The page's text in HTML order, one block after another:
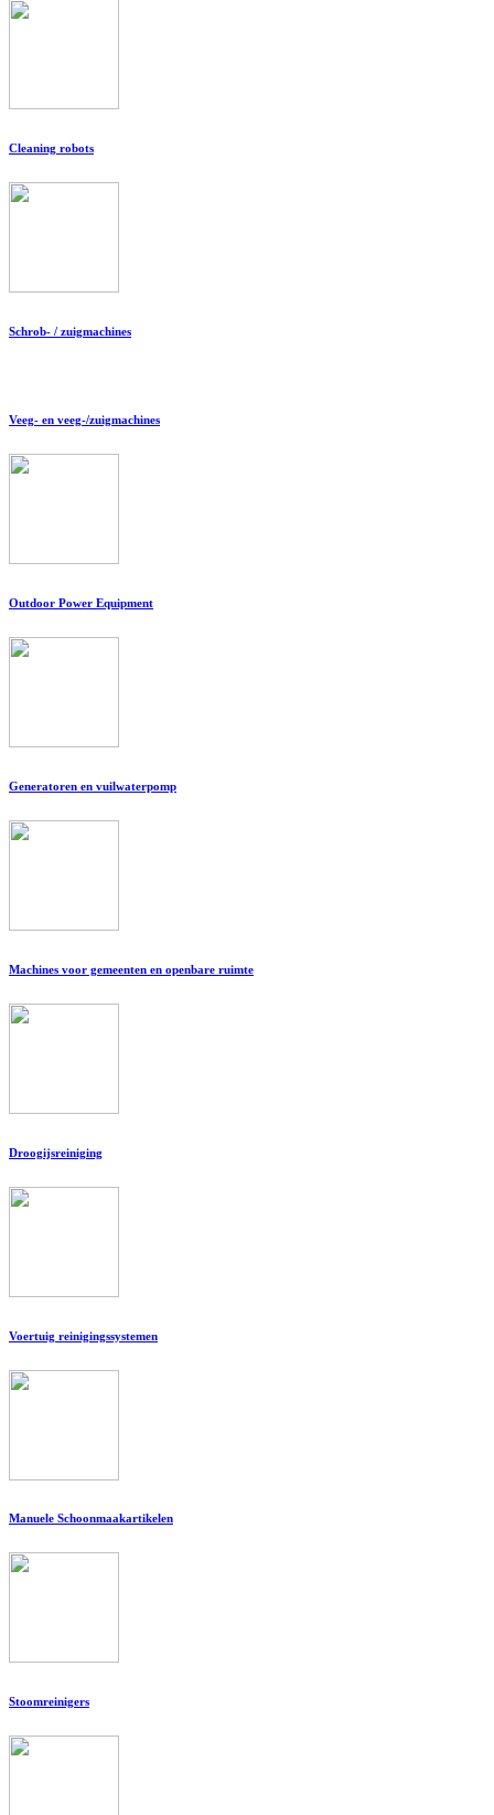
Cleaning robots
Schrob- / zuigmachines
Veeg- en veeg-/zuigmachines
Outdoor Power Equipment
Generatoren en vuilwaterpomp
Machines voor gemeenten en openbare ruimte
Droogijsreiniging
Voertuig reinigingssystemen
Manuele Schoonmaakartikelen
Stoomreinigers